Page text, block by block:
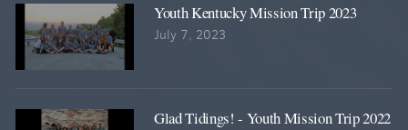
Youth Kentucky Mission Trip 2023
July 7, 2023
Glad Tidings! - Youth Mission Trip 2022